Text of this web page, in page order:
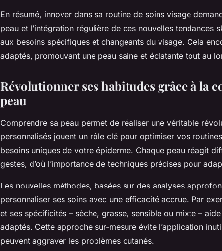
En résumé, innover dans sa routine de soins visage
peau et l’intégration régulière de ces nouvelles tendances
aux besoins spécifiques et changeants du visage. Cela
adaptés, promouvant une peau saine et éclatante tout au
Révolutionner ses habitudes grâce à la
peau
Comprendre sa peau permet de réaliser une véritable
personnalisés jouent un rôle clé pour optimiser vos
besoins uniques de votre épiderme. Chaque peau réagit
gestes, d’où l’importance de techniques précises pour
Les nouvelles méthodes, basées sur des analyses
personnaliser ses soins avec une efficacité accrue. Par
et ses spécificités – sèche, grasse, sensible ou mixte –
adaptés. Cette approche sur-mesure évite l’application
peuvent aggraver les problèmes cutanés.